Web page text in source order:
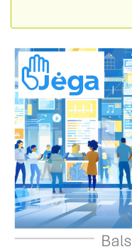
mechanizmus ir imtis
priimtus sprendimus ir